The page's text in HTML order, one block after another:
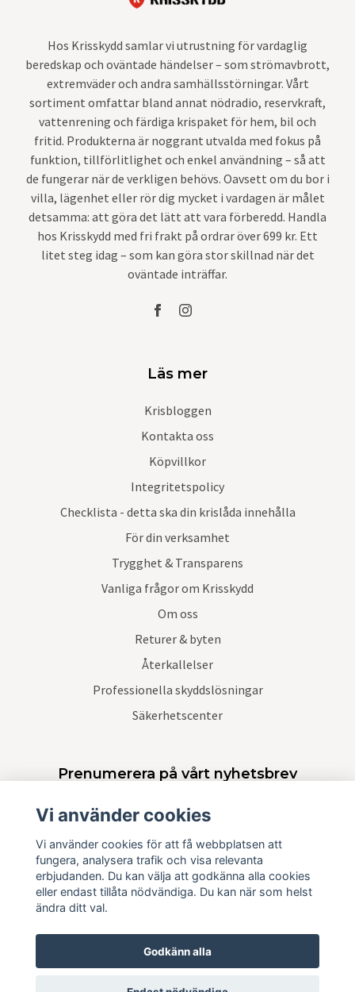
Hos Krisskydd samlar vi utrustning för vardaglig
beredskap och oväntade händelser – som strömavbrott,
extremväder och andra samhällsstörningar. Vårt
sortiment omfattar bland annat nödradio, reservkraft,
vattenrening och färdiga krispaket för hem, bil och
fritid. Produkterna är noggrant utvalda med fokus på
funktion, tillförlitlighet och enkel användning – så att
de fungerar när de verkligen behövs. Oavsett om du bor i
villa, lägenhet eller rör dig mycket i vardagen är målet
detsamma: att göra det lätt att vara förberedd. Handla
hos Krisskydd med fri frakt på ordrar över 699 kr. Ett
litet steg idag – som kan göra stor skillnad när det
oväntade inträffar.
Läs mer
Krisbloggen
Kontakta oss
Köpvillkor
Integritetspolicy
Checklista - detta ska din krislåda innehålla
För din verksamhet
Trygghet & Transparens
Vanliga frågor om Krisskydd
Om oss
Returer & byten
Återkallelser
Professionella skyddslösningar
Säkerhetscenter
Prenumerera på vårt nyhetsbrev
Vi använder cookies
Vi använder cookies för att få webbplatsen att
fungera, analysera trafik och visa relevanta
erbjudanden. Du kan välja att godkänna alla cookies
eller endast tillåta nödvändiga. Du kan när som helst
ändra ditt val.
Godkänn alla